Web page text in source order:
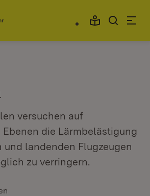
versuchen auf
die Lärmbelästigung
und landenden Flugzeugen
zu verringern.